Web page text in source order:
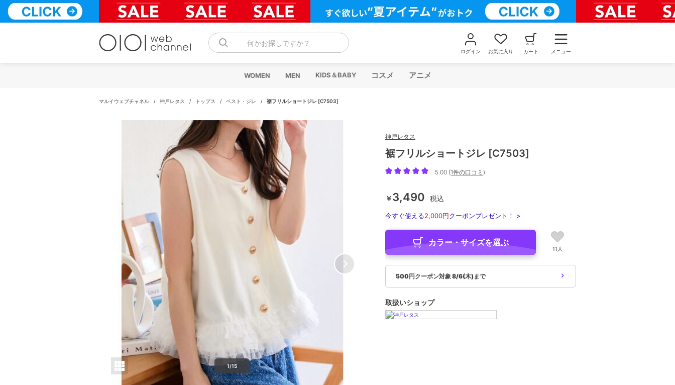
テ
何かお探しですか？
ログイン お気に入り カート メニュー
WOMEN MEN KIDS＆BABY コスメ アニメ
マルイウェブチャネル / 神戸レタス / トップス / ベスト・ジレ / 裾フリルショートジレ [C7503]
1/15
神戸レタス
裾フリルショートジレ [C7503]
5.00 (1件の口コミ )
￥3,490 税込
今すぐ使える2,000円クーポンプレゼント！ >
カラー・サイズを選ぶ
11人
500円クーポン対象 8/6(木)まで
取扱いショップ